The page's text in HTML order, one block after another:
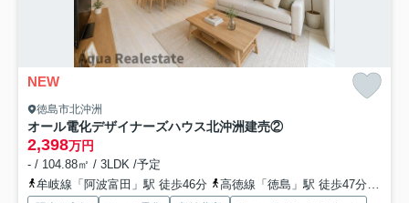
NEW
徳島市北沖洲
オール電化デザイナーズハウス北沖洲建売②
2,398万円
- / 104.88㎡ / 3LDK /予定
牟岐線「阿波富田」駅 徒歩46分
高徳線「徳島」駅 徒歩47分